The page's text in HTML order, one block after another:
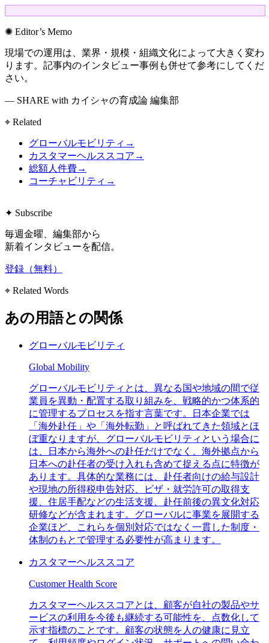
✺ Editor’s Memo
現場での運用は、業界・規模・組織文化によって大きく変わ
ります。記事内のインタビュー事例も併せて参考にしてくだ
さい。
— SHARE with カイシャの育成論 編集部
⌖ Related
グローバルモビリティ →
カスタマーヘルススコア →
総額人件費→
コーチャビリティ →
✦ Subscribe
毎週金曜、編集部から
新着インタビューを配信。
登録（無料）
⌖ Related Words
あの用語との関係
グローバルモビリティ
Global Mobility
グローバルモビリティとは、異なる国や地域の間で従
業員を異動・配置する取り組みを、戦略的かつ体系的
に管理するプロセスを指す言葉です。日本企業では
「海外赴任」や「海外転勤」と呼ばれてきた領域とほ
ぼ重なりますが、グローバルモビリティという場合に
は、日本から海外への赴任だけでなく、海外拠点から
日本への赴任者の受け入れも含めて捉える点に特徴が
あります。具体的な業務には、赴任者向けの給与設計
や現地の所得税申告対応、ビザ・就労許可の取得支
援、住居手配などの生活支援、赴任前後の異文化対応
研修などが含まれます。グローバルに事業を展開する
企業ほど、これらを個別対応ではなく一貫した制度・
体制のもとで管理する必要性が高まります。
カスタマーヘルススコア
Customer Health Score
カスタマーヘルススコアとは、顧客が自社の製品やサ
ービスの利用を今後も継続する可能性を、点数化して
示す指標のことです。顧客の状態を人の健康に見立